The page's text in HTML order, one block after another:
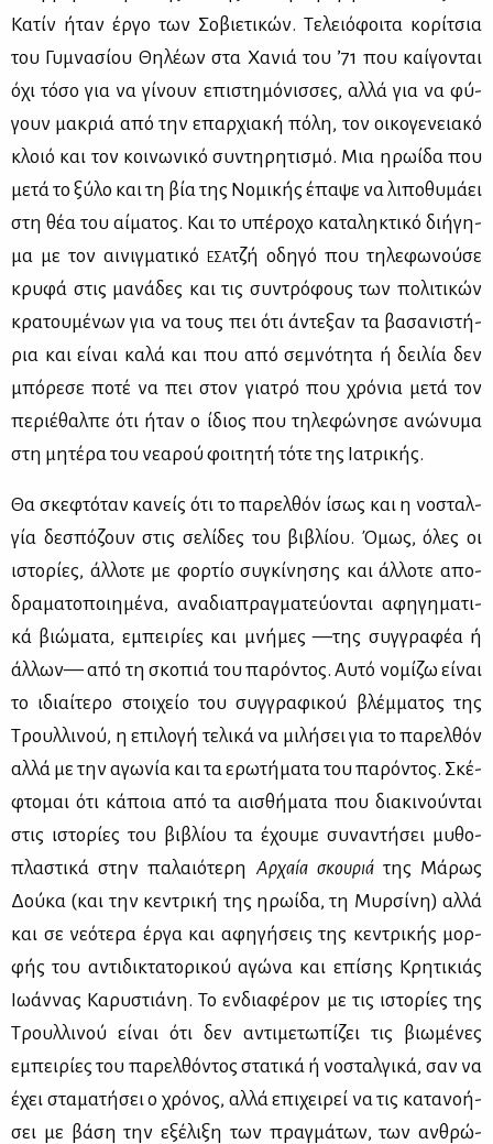
Κα­τίν ήταν έρ­γο των Σο­βιε­τι­κών. Τε­λειό­φοι­τα κο­ρί­τσια
του Γυ­μνα­σί­ου Θη­λέ­ων στα Χα­νιά του ’71 που καί­γο­νται
όχι τό­σο για να γί­νουν επι­στη­μό­νισ­σες, αλ­λά για να φύ­
γουν μα­κριά από την επαρ­χια­κή πό­λη, τον οι­κο­γε­νεια­κό
κλοιό και τον κοι­νω­νι­κό συ­ντη­ρη­τι­σμό. Μια ηρω­ί­δα που
με­τά το ξύ­λο και τη βία της Νο­μι­κής έπα­ψε να λι­πο­θυ­μά­ει
στη θέα του αί­μα­τος. Και το υπέ­ρο­χο κα­τα­λη­κτι­κό δι­ή­γη­
μα με τον αι­νιγ­μα­τι­κό ΕΣΑτζή οδη­γό που τη­λε­φω­νού­σε
κρυ­φά στις μα­νά­δες και τις συ­ντρό­φους των πο­λι­τι­κών
κρα­του­μέ­νων για να τους πει ότι άντε­ξαν τα βα­σα­νι­στή­
ρια και εί­ναι κα­λά και που από σε­μνό­τη­τα ή δει­λία δεν
μπό­ρε­σε πο­τέ να πει στον για­τρό που χρό­νια με­τά τον
πε­ριέ­θαλ­πε ότι ήταν ο ίδιος που τη­λε­φώ­νη­σε ανώ­νυ­μα
στη μη­τέ­ρα του νε­α­ρού φοι­τη­τή τό­τε της Ια­τρι­κής.
Θα σκε­φτό­ταν κα­νείς ότι το πα­ρελ­θόν ίσως και η νο­σταλ­
γία δε­σπό­ζουν στις σε­λί­δες του βι­βλί­ου. Όμως, όλες οι
ιστο­ρί­ες, άλ­λο­τε με φορ­τίο συ­γκί­νη­σης και άλ­λο­τε απο­
δρα­μα­το­ποι­η­μέ­να, ανα­δια­πραγ­μα­τεύ­ο­νται αφη­γη­μα­τι­
κά βιώ­μα­τα, εμπει­ρί­ες και μνή­μες —της συγ­γρα­φέα ή
άλ­λων— από τη σκο­πιά του πα­ρό­ντος. Αυ­τό νο­μί­ζω εί­ναι
το ιδιαί­τε­ρο στοι­χείο του συγ­γρα­φι­κού βλέμ­μα­τος της
Τρουλ­λι­νού, η επι­λο­γή τε­λι­κά να μι­λή­σει για το πα­ρελ­θόν
αλ­λά με την αγω­νία και τα ερω­τή­μα­τα του πα­ρό­ντος. Σκέ­
φτο­μαι ότι κά­ποια από τα αι­σθή­μα­τα που δια­κι­νού­νται
στις ιστο­ρί­ες του βι­βλί­ου τα έχου­με συ­να­ντή­σει μυ­θο­
πλα­στι­κά στην πα­λαιό­τε­ρη Αρ­χαία σκου­ριά της Μά­ρως
Δού­κα (και την κε­ντρι­κή της ηρω­ί­δα, τη Μυρ­σί­νη) αλ­λά
και σε νε­ό­τε­ρα έρ­γα και αφη­γή­σεις της κε­ντρι­κής μορ­
φής του αντι­δι­κτα­το­ρι­κού αγώ­να και επί­σης Κρη­τι­κιάς
Ιω­άν­νας Κα­ρυ­στιά­νη. Το εν­δια­φέ­ρον με τις ιστο­ρί­ες της
Τρουλ­λι­νού εί­ναι ότι δεν αντι­με­τω­πί­ζει τις βιω­μέ­νες
εμπει­ρί­ες του πα­ρελ­θό­ντος στα­τι­κά ή νο­σταλ­γι­κά, σαν να
έχει στα­μα­τή­σει ο χρό­νος, αλ­λά επι­χει­ρεί να τις κα­τα­νο­ή­
σει με βά­ση την εξέ­λι­ξη των πραγ­μά­των, των αν­θρώ­